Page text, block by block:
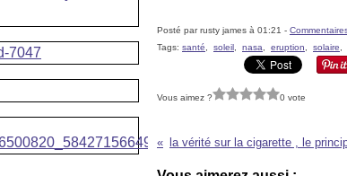
Posté par rusty james à 01:21 -
Tags: santé soleil nasa eruption solaire
Vous aimez ? 0 vote